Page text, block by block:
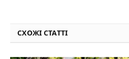
СХОЖІ СТАТТІ